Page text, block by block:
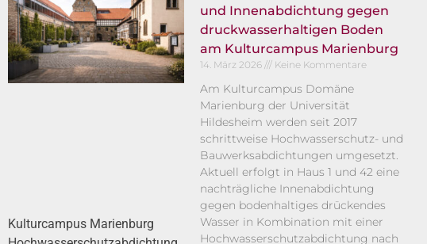
Kulturcampus Marienburg
und Innenabdichtung gegen
druckwasserhaltigen Boden
am Kulturcampus Marienburg
14. März 2026 Keine Kommentare
Am Kulturcampus Domäne
Marienburg der Universität
Hildesheim werden seit 2017
schrittweise Hochwasserschutz- und
Bauwerksabdichtungen umgesetzt.
Aktuell erfolgt in Haus 1 und 42 eine
nachträgliche Innenabdichtung
gegen bodenhaltiges drückendes
Wasser in Kombination mit einer
Hochwasserschutzabdichtung nach